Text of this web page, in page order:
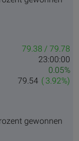
79.38 / 79.78
23:00:00
0.05%
( 3.92%)
79.54
gewonnen